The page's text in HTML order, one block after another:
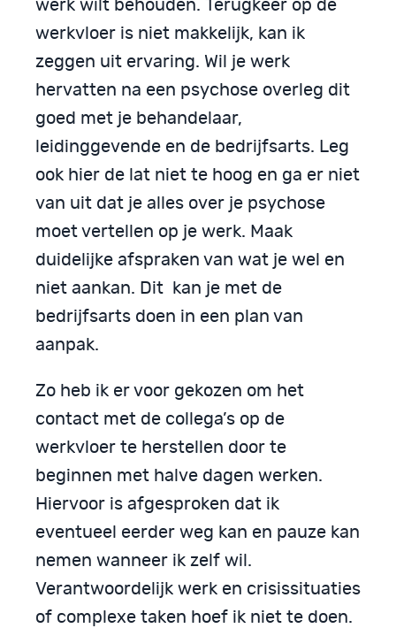
werk wilt behouden. Terugkeer op de
werkvloer is niet makkelijk, kan ik
zeggen uit ervaring. Wil je werk
hervatten na een psychose overleg dit
goed met je behandelaar,
leidinggevende en de bedrijfsarts. Leg
ook hier de lat niet te hoog en ga er niet
van uit dat je alles over je psychose
moet vertellen op je werk. Maak
duidelijke afspraken van wat je wel en
niet aankan. Dit kan je met de
bedrijfsarts doen in een plan van
aanpak.
Zo heb ik er voor gekozen om het
contact met de collega’s op de
werkvloer te herstellen door te
beginnen met halve dagen werken.
Hiervoor is afgesproken dat ik
eventueel eerder weg kan en pauze kan
nemen wanneer ik zelf wil.
Verantwoordelijk werk en crisissituaties
of complexe taken hoef ik niet te doen.